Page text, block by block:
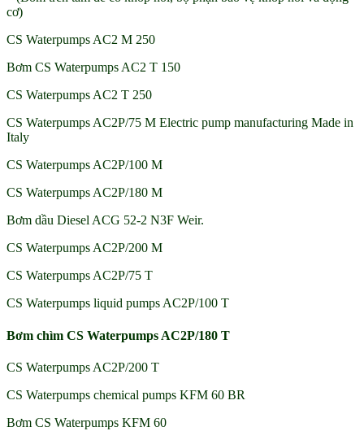
cơ)
CS Waterpumps AC2 M 250
Bơm CS Waterpumps AC2 T 150
CS Waterpumps AC2 T 250
CS Waterpumps AC2P/75 M Electric pump manufacturing Made in
Italy
CS Waterpumps AC2P/100 M
CS Waterpumps AC2P/180 M
Bơm dầu Diesel ACG 52-2 N3F Weir.
CS Waterpumps AC2P/200 M
CS Waterpumps AC2P/75 T
CS Waterpumps liquid pumps AC2P/100 T
Bơm chìm CS Waterpumps AC2P/180 T
CS Waterpumps AC2P/200 T
CS Waterpumps chemical pumps KFM 60 BR
Bơm CS Waterpumps KFM 60